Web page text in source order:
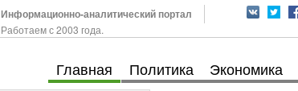
Информационно-аналитический портал
Работаем с 2003 года.
Главная Политика Экономика